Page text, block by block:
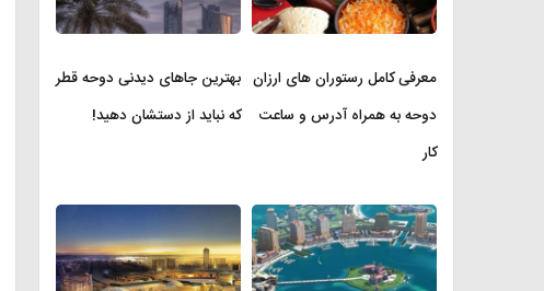
معرفی کامل رستوران های ارزان
دوحه به همراه آدرس و ساعت
کار
بهترین جاهای دیدنی دوحه قطر
که نباید از دستشان دهید!